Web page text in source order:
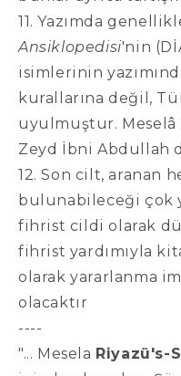
11. Yazımda
Ansiklopedisi'nin
isimlerinin
kurallarına değil,
uyulmuştur. Meselâ
Zeyd İbni Abdullah
12. Son cilt, aranan
bulunabileceği çok
fihrist cildi olarak
fihrist yardımıyla
olarak yararlanma
olacaktır
----
"... Mesela Riyazü's-